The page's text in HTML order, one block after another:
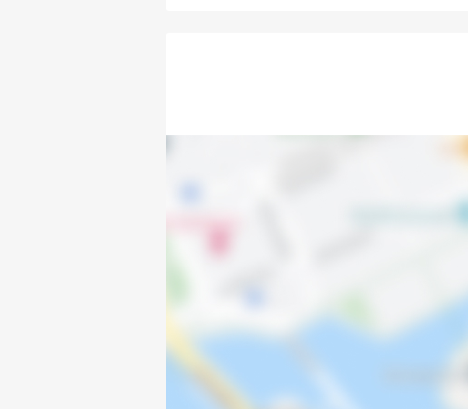
Tallåsvägen 256
Tallåsvägen 258